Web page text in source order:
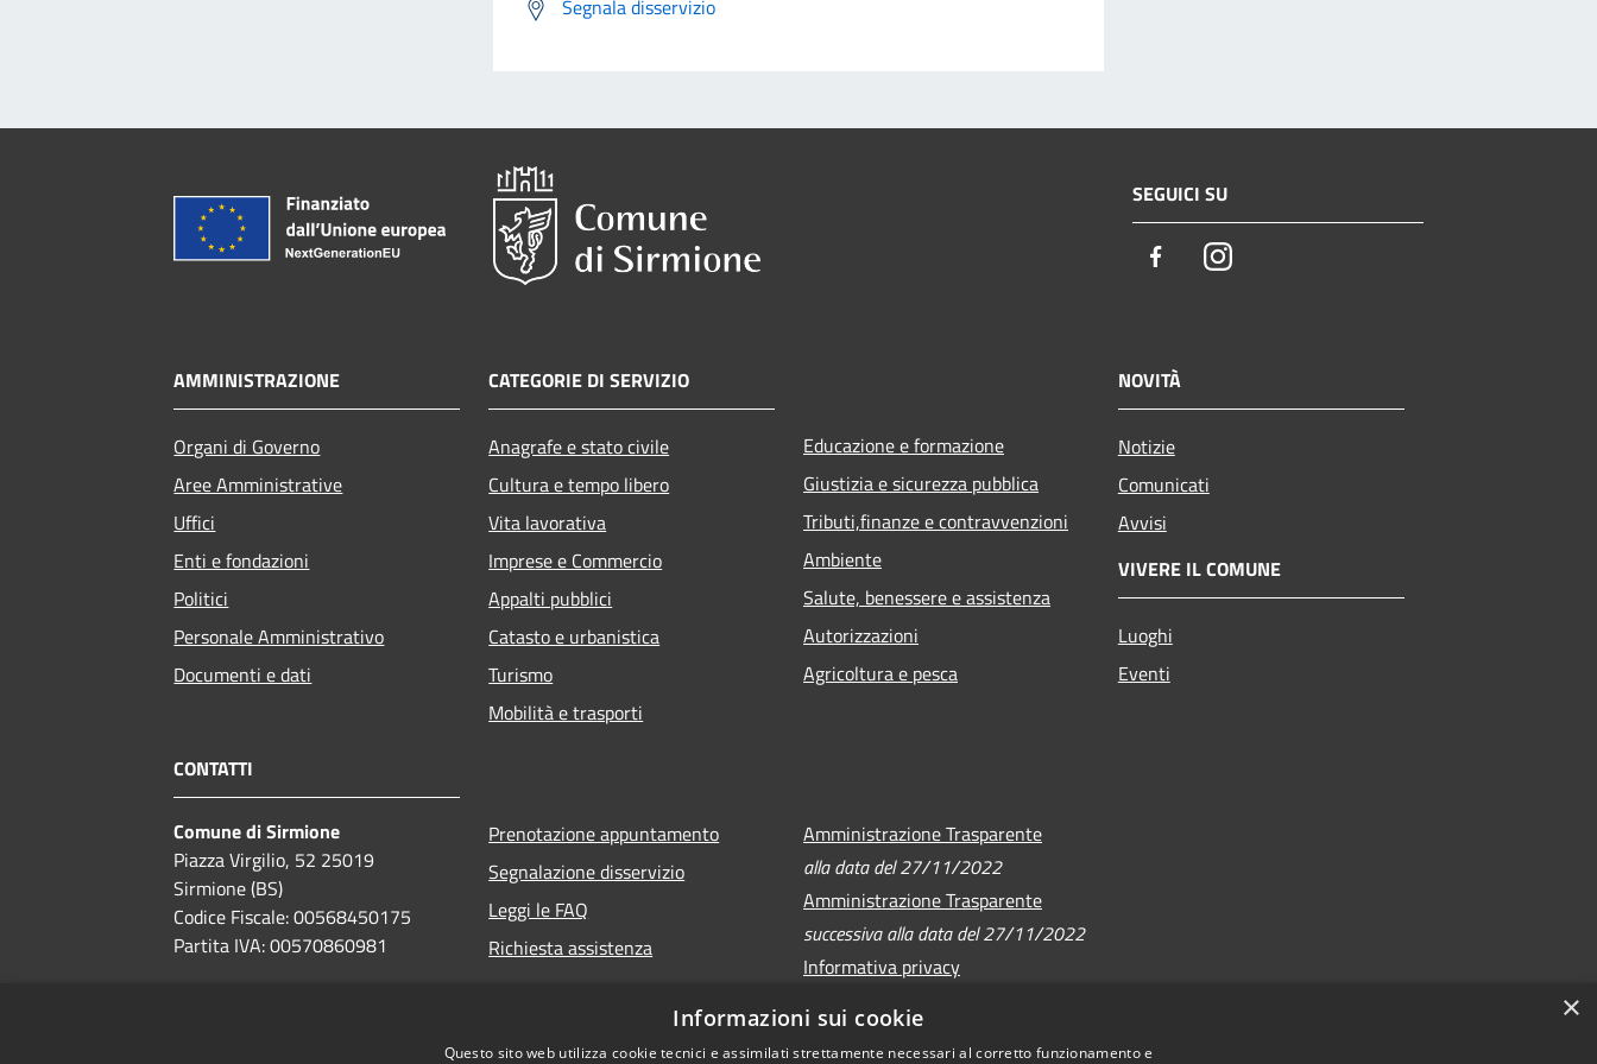
Segnala disservizio
SEGUICI SU
FacebookInstagram
AMMINISTRAZIONE
Organi di Governo
Aree Amministrative
Uffici
Enti e fondazioni
Politici
Personale Amministrativo
Documenti e dati
CATEGORIE DI SERVIZIO
Anagrafe e stato civile
Cultura e tempo libero
Vita lavorativa
Imprese e Commercio
Appalti pubblici
Catasto e urbanistica
Turismo
Mobilità e trasporti
Educazione e formazione
Giustizia e sicurezza pubblica
Tributi,finanze e contravvenzioni
Ambiente
Salute, benessere e assistenza
Autorizzazioni
Agricoltura e pesca
NOVITÀ
Notizie
Comunicati
Avvisi
VIVERE IL COMUNE
Luoghi
Eventi
CONTATTI
Comune di Sirmione
Piazza Virgilio, 52 25019
Sirmione (BS)
Codice Fiscale: 00568450175
Partita IVA: 00570860981
Prenotazione appuntamento
Segnalazione disservizio
Leggi le FAQ
Richiesta assistenza
Amministrazione Trasparente
alla data del 27/11/2022
Amministrazione Trasparente
successiva alla data del 27/11/2022
Informativa privacy
Note legali
Dichiarazione di accessibilità
×
Informazioni sui cookie
Questo sito web utilizza cookie tecnici e assimilati strettamente necessari al corretto funzionamento e